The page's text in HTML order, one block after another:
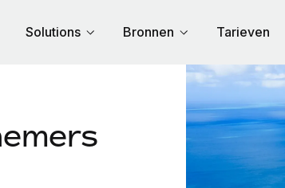
Solutions Bronnen Tarieven